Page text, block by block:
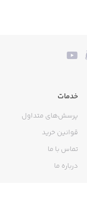
خدمات
پرسش‌های متداول
قوانین خرید
تماس با ما
درباره ما